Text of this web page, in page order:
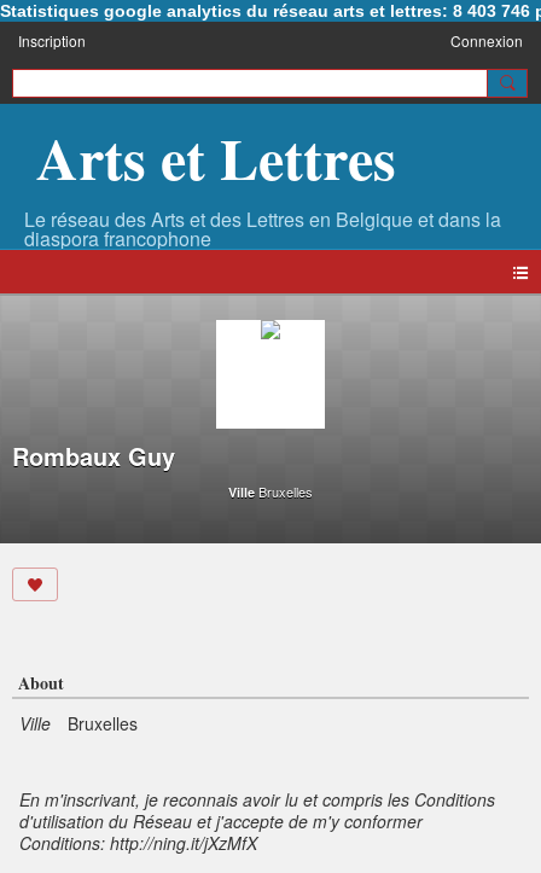
Statistiques google analytics du réseau arts et lettres: 8 403 746
Inscription Connexion
Arts et Lettres
Rombaux Guy
Ville Bruxelles
About
Ville Bruxelles
En m'inscrivant, je reconnais avoir lu et compris les Conditions
d'utilisation du Réseau et j'accepte de m'y conformer
Conditions: http://ning.it/jXzMfX